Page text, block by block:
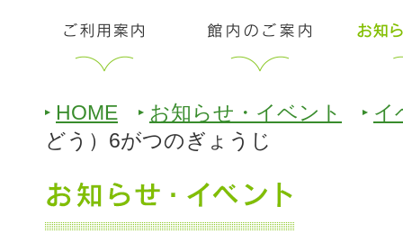
HOME お知らせ・イベント
イ
どう）6がつのぎょうじ